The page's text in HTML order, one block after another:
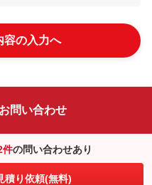
容の入力へ
問い合わせ
件の問い合わせあり
積り依頼(無料)